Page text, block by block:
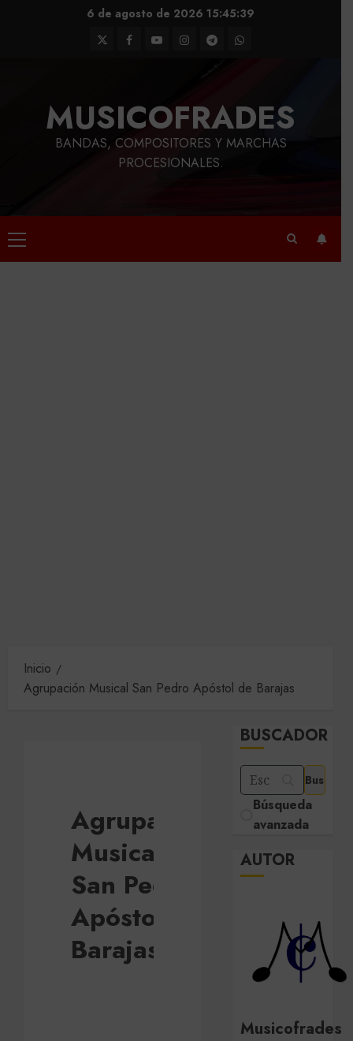
6 de agosto de 2026 15:45:40
TwitterFacebook
YoutubeInstagram
TelegramWhatsApp
MUSICOFRADES
BANDAS, COMPOSITORES Y MARCHAS
PROCESIONALES.
Menú
principal
Inicio
Agrupación Musical San Pedro Apóstol de Barajas
Agrupación
Musical
San Pedro
Apóstol de
Barajas
BUSCADOR
Búsqueda
avanzada
AUTOR
Musicofrades